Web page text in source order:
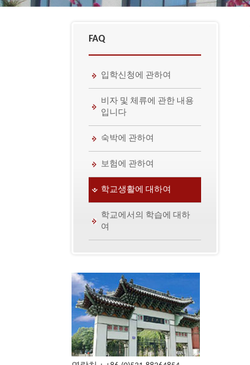
FAQ
입학신청에 관하여
비자 및 체류에 관한 내용
입니다
숙박에 관하여
보험에 관하여
학교생활에 대하여
학교에서의 학습에 대하
여